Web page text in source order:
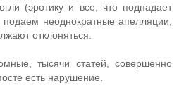
(эротику и все, что подпадает
неоднократные апелляции,
отклоняться.
тысячи статей, совершенно
есть нарушение.